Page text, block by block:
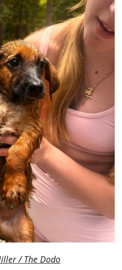
/ The Dodo